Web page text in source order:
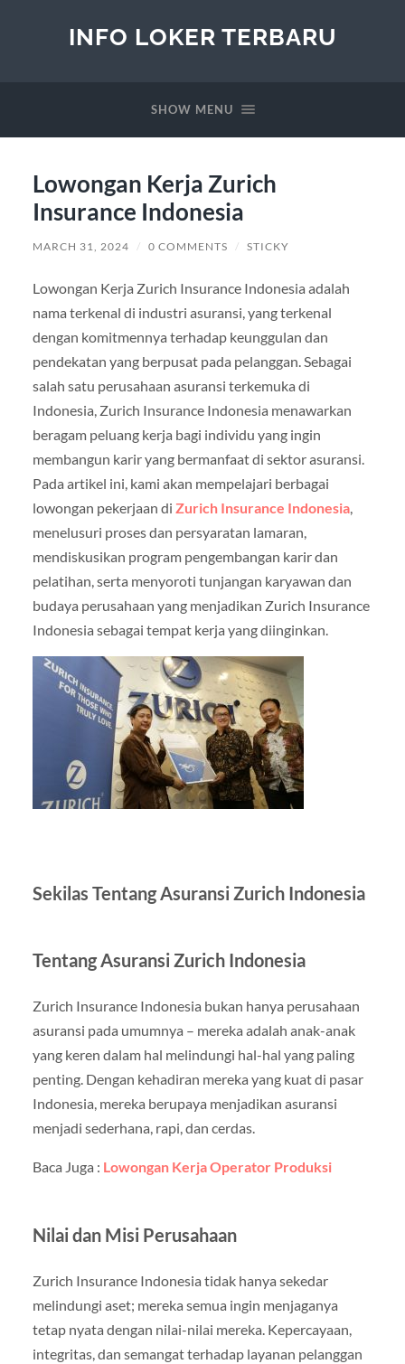
INFO LOKER TERBARU
SHOW MENU
Lowongan Kerja Zurich
Insurance Indonesia
MARCH 31, 2024 / 0 COMMENTS / STICKY
Lowongan Kerja Zurich Insurance Indonesia adalah
nama terkenal di industri asuransi, yang terkenal
dengan komitmennya terhadap keunggulan dan
pendekatan yang berpusat pada pelanggan. Sebagai
salah satu perusahaan asuransi terkemuka di
Indonesia, Zurich Insurance Indonesia menawarkan
beragam peluang kerja bagi individu yang ingin
membangun karir yang bermanfaat di sektor asuransi.
Pada artikel ini, kami akan mempelajari berbagai
lowongan pekerjaan di Zurich Insurance Indonesia,
menelusuri proses dan persyaratan lamaran,
mendiskusikan program pengembangan karir dan
pelatihan, serta menyoroti tunjangan karyawan dan
budaya perusahaan yang menjadikan Zurich Insurance
Indonesia sebagai tempat kerja yang diinginkan.
Sekilas Tentang Asuransi Zurich Indonesia
Tentang Asuransi Zurich Indonesia
Zurich Insurance Indonesia bukan hanya perusahaan
asuransi pada umumnya – mereka adalah anak-anak
yang keren dalam hal melindungi hal-hal yang paling
penting. Dengan kehadiran mereka yang kuat di pasar
Indonesia, mereka berupaya menjadikan asuransi
menjadi sederhana, rapi, dan cerdas.
Baca Juga : Lowongan Kerja Operator Produksi
Nilai dan Misi Perusahaan
Zurich Insurance Indonesia tidak hanya sekedar
melindungi aset; mereka semua ingin menjaganya
tetap nyata dengan nilai-nilai mereka. Kepercayaan,
integritas, dan semangat terhadap layanan pelanggan